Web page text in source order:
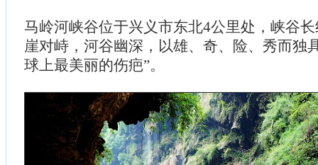
马岭河峡谷位于兴义市东北4公里处，峡谷
崖对峙，河谷幽深，以雄、奇、险、秀而独
球上最美丽的伤疤”。